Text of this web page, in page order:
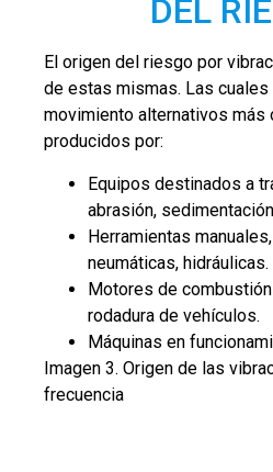
DEL
El origen del riesgo por
de estas mismas. Las
movimiento alternativos más
producidos por:
Equipos destinados a
abrasión,
Herramientas
neumáticas, hidráulicas.
Motores de
rodadura de vehículos.
Máquinas en
Imagen 3. Origen de las
frecuencia